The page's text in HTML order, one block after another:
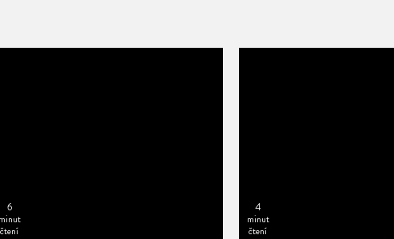
6
minut
čtení
4
minut
čtení